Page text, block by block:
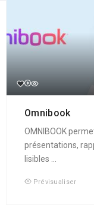
Omnibook
OMNIBOOK
présentations,
lisibles ...
Prévisualiser